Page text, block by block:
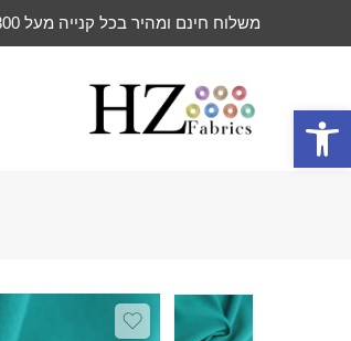
פתח סרגל נגישות
משלוח חינם ומהיר בכל קנייה מעל 300 ₪